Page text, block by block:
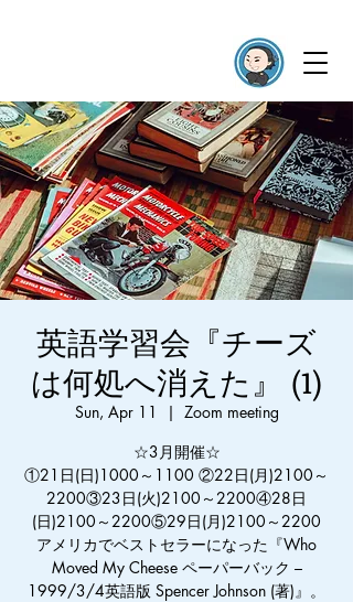
英語学習会『チーズ
は何処へ消えた』 (1)
Sun, Apr 11
  |
Zoom meeting
☆3月開催☆
①21日(日)1000～1100 ②22日(月)2100～
2200③23日(火)2100～2200④28日
(日)2100～2200⑤29日(月)2100～2200
アメリカでベストセラーになった『Who
Moved My Cheese ペーパーバック –
1999/3/4英語版 Spencer Johnson (著)』。